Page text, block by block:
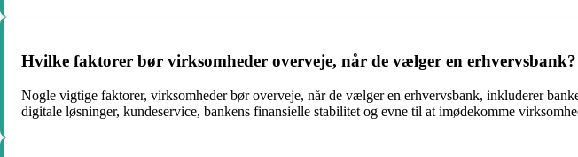
Hvilke faktorer bør virksomheder overveje, når de vælger en erhvervsbank?
Nogle vigtige faktorer, virksomheder bør overveje, når de vælger en erhvervsbank, inkluderer
digitale løsninger, kundeservice, bankens finansielle stabilitet og evne til at imødekomme